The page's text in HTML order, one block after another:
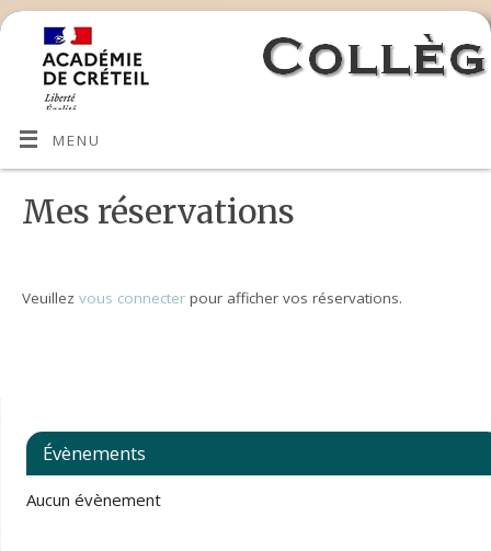
MENU
Mes réservations
Veuillezvous connecter pour afficher vos réservations.
Évènements
Aucun évènement